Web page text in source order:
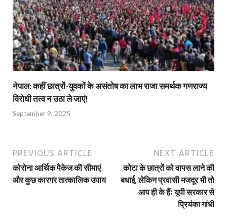
नेपाल: कहीं छात्रों-युवकों के असंतोष का लाभ राजा समर्थक गणराज्य
विरोधी तत्व न उठा ले जाएं!
September 9, 2025
PREVIOUS ARTICLE
कोरोना आर्थिक पैकेज की सीमाएं
और कुछ कारगर तात्कालिक उपाय
NEXT ARTICLE
कोटा के छात्रों को वापस लाने की
बधाई, लेकिन प्रवासी मजदूर भी तो
आप ही के हैंः यूपी सरकार से
प्रियंका गांधी